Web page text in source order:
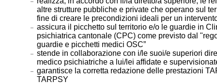
altre strutture pubbliche e private che operano sul
fine di creare le precondizioni ideali per un
assicura il picchetto sul territorio e/o le guardie in
psichiatrica cantonale (CPC) come previsto dal
guardie e picchetti medici OSC”
stende in collaborazione con i/le suoi/e superiori
medico psichiatriche a lui/lei affidate e
garantisce la corretta redazione delle prestazioni
TARPSY